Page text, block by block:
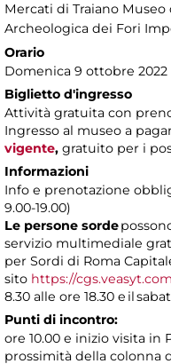
Mercati di Traiano
Archeologica dei Fori
Orario
Domenica 9 ottobre 2022
Biglietto d'ingresso
Attività gratuita con
Ingresso al museo a
vigente, gratuito per i
Informazioni
Info e prenotazione
9.00-19.00)
Le persone sorde
servizio multimediale
per Sordi di Roma
sito https://
8.30 alle ore 18.30 e il
Punti di incontro:
ore 10.00 e inizio visita in
prossimità della colonna